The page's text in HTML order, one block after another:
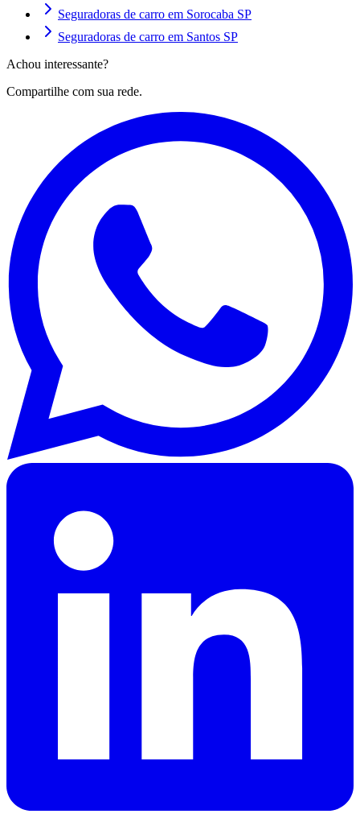
Seguradoras de carro em Sorocaba SP
Seguradoras de carro em Santos SP
Achou interessante?
Compartilhe com sua rede.